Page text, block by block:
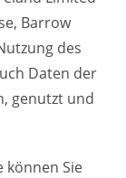
Barrow
des
Daten der
genutzt und
können Sie